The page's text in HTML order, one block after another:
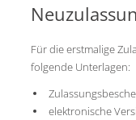
Für die erstmalige
folgende Unterlagen:
elektronische